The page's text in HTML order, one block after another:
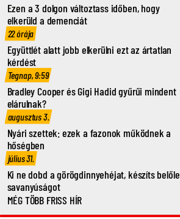
Ezen a 3 dolgon változtass időben, hogy
elkerüld a demenciát
22 órája
Együttlét alatt jobb elkerülni ezt az ártatlan
kérdést
Tegnap, 9:59
Bradley Cooper és Gigi Hadid gyűrűi mindent
elárulnak?
augusztus 3.
Nyári szettek: ezek a fazonok működnek a
hőségben
július 31.
Ki ne dobd a görögdinnyehéjat, készíts belőle
savanyúságot
MÉG TÖBB FRISS HÍR